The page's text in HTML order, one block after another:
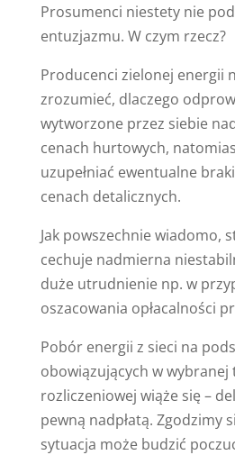
Prosumenci niestety nie
entuzjazmu. W czym rzecz?
Producenci zielonej energii
zrozumieć, dlaczego
wytworzone przez siebie
cenach hurtowych,
uzupełniać ewentualne
cenach detalicznych.
Jak powszechnie wiadomo,
cechuje nadmierna
duże utrudnienie np. w
oszacowania opłacalności
Pobór energii z sieci na
obowiązujących w wybranej
rozliczeniowej wiąże się –
pewną nadpłatą. Zgodzimy
sytuacja może budzić